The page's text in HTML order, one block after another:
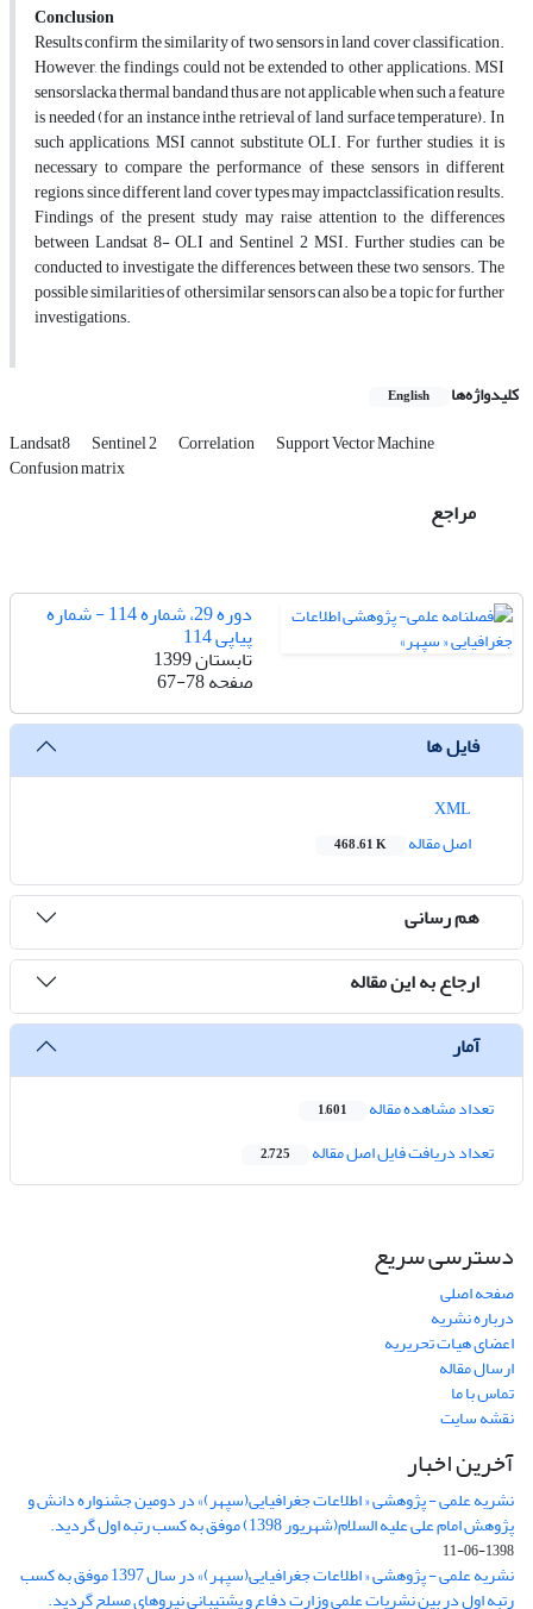
Conclusion
Results confirm the similarity of two sensors in land cover classification.
However, the findings could not be extended to other applications. MSI
sensorslacka thermal bandand thus are not applicable when such a feature
is needed (for an instance inthe retrieval of land surface temperature). In
such applications, MSI cannot substitute OLI. For further studies, it is
necessary to compare the performance of these sensors in different
regions, since different land cover types may impactclassification results.
Findings of the present study may raise attention to the differences
between Landsat 8- OLI and Sentinel 2 MSI. Further studies can be
conducted to investigate the differences between these two sensors. The
possible similarities of othersimilar sensors can also be a topic for further
investigations.
کلیدواژه‌ها English
Landsat8 Sentinel 2 Correlation Support Vector Machine
Confusion matrix
مراجع
دوره 29، شماره 114 - شماره
پیاپی 114
تابستان 1399
صفحه67-78
فایل ها
اصل مقاله
468.61 K
هم رسانی
ارجاع به این مقاله
آمار
تعداد مشاهده مقاله 1,601
تعداد دریافت فایل اصل مقاله 2,725
دسترسی سریع
صفحه اصلی
درباره نشریه
اعضای هیات تحریریه
ارسال مقاله
تماس با ما
نقشه سایت
آخرین اخبار
نشریه علمی - پژوهشی « اطلاعات جغرافیایی(سپهر)» در دومین جشنواره دانش و
پژوهش امام علی علیه السلام(شهریور 1398) موفق به کسب رتبه اول گردید.
1398-06-11
نشریه علمی - پژوهشی « اطلاعات جغرافیایی(سپهر)» در سال 1397 موفق به کسب
رتبه اول در بین نشریات علمی وزارت دفاع و پشتیبانی نیروهای مسلح گردید.